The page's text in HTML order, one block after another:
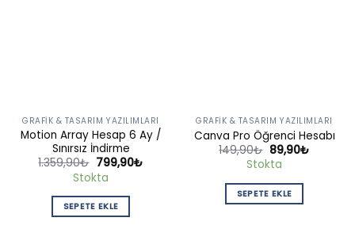
GRAFIK & TASARIM YAZILIMLARI
Motion Array Hesap 6 Ay /
Sınırsız İndirme
1.359,90₺ Orijinal
fiyat:
1.359,90₺.
799,90₺Şu
Stokta
SEPETE EKLE
GRAFIK & TASARIM YAZILIMLARI
Canva Pro Öğrenci Hesabı
149,90₺ Orijinal
fiyat:
149,90₺.
89,90₺Şu
Stokta
SEPETE EKLE